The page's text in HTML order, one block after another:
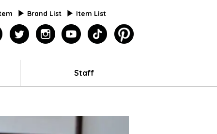
Brand List Item List
pinterest
tiktok
youtube
instagram
twitter
facebook
Staff